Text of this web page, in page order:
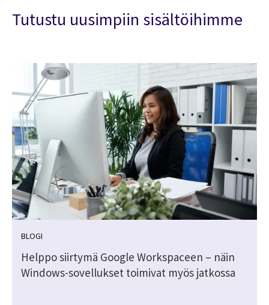
Tutustu uusimpiin sisältöihimme
BLOGI
Helppo siirtymä Google Workspaceen – näin
Windows-sovellukset toimivat myös jatkossa